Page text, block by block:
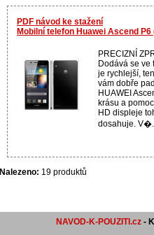
PDF návod ke stažení
Mobilní telefon Huawei Ascend
PRECIZNÍ
Dodává se ve
je rychlejší,
vám dobře
HUAWEI
krásu a
HD displeje
dosahuje.
Nalezeno: 19 produktů
NAVOD-K-POUZITI.cz -